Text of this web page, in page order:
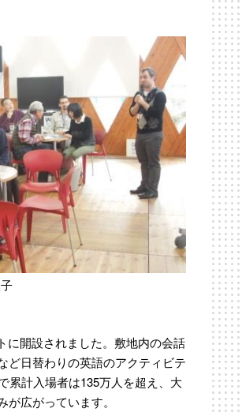
に開設されました。敷地内の会話
ど日替わりの英語のアクティビテ
累計入場者は135万人を超え、大
広がっています。